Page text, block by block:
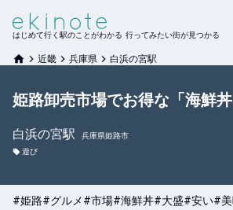
はじめて行く駅のことがわかる 行ってみたい街が見つかる
近畿 兵庫県 白浜の宮駅
姫路卸売市場でお得な「海鮮
白浜の宮駅
兵庫県姫路市
遊び
#姫路#グルメ#市場#海鮮丼#大盛#安い#